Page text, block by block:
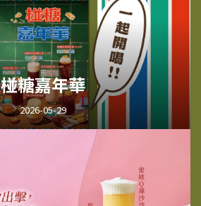
椪糖嘉年華
2026-05-29